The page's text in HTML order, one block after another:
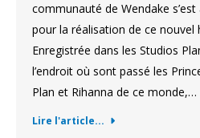
communauté de Wendake s’est
pour la réalisation de ce nouvel
Enregistrée dans les Studios
l’endroit où sont passé les
Plan et Rihanna de ce monde,…
Lire l'article...